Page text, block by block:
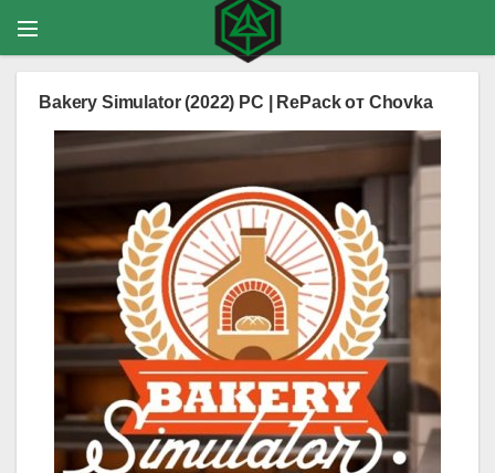
Bakery Simulator (2022) PC | RePack от Chovka